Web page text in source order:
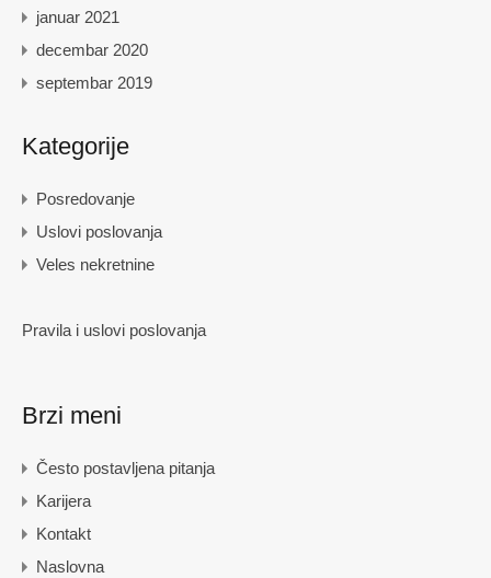
januar 2021
decembar 2020
septembar 2019
Kategorije
Posredovanje
Uslovi poslovanja
Veles nekretnine
Pravila i uslovi poslovanja
Brzi meni
Često postavljena pitanja
Karijera
Kontakt
Naslovna